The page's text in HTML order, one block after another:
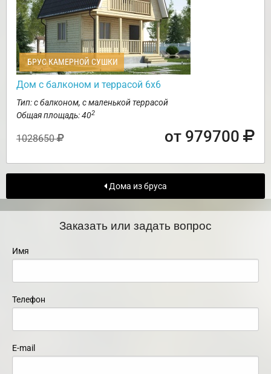
БРУС КАМЕРНОЙ СУШКИ
Дом с балконом и террасой 6х6
Тип: с балконом, с маленькой террасой
Общая площадь: 402
1028650 от 979700
Дома из бруса
Заказать или задать вопрос
Имя
Телефон
E-mail